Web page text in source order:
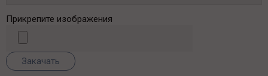
Прикрепите изображения